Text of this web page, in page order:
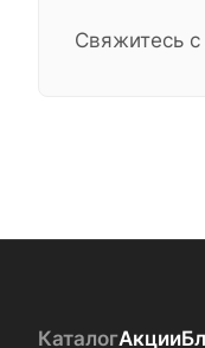
Свяжитесь
КаталогАкции